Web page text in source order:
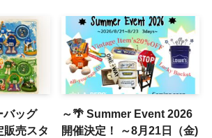
バッグ
販売スタ
～🌴 Summer Event 2026
開催決定！ ～8月21日（金)